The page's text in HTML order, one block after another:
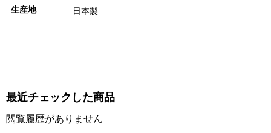
生産地 日本製
最近チェックした商品
閲覧履歴がありません